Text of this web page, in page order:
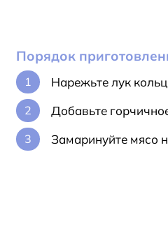
Порядок
Нарежьте лук
Добавьте
Замаринуйте мясо